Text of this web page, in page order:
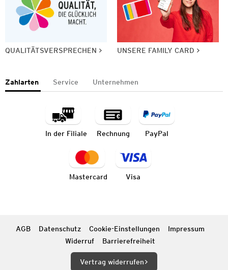
QUALITÄTSVERSPRECHEN UNSERE FAMILY CARD
Zahlarten Service Unternehmen
In der Filiale Rechnung PayPal
Mastercard Visa
AGB Datenschutz Cookie-Einstellungen
Impressum
Widerruf
Barrierefreiheit
Vertrag widerrufen